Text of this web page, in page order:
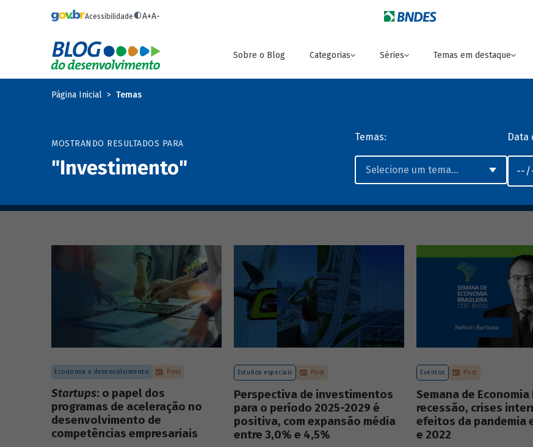
Acessibilidade A+A-
Sobre o Blog Categorias Séries Temas em destaque
Página Inicial Temas
MOSTRANDO RESULTADOS PARA
"Investimento"
Temas: Data
Economia e desenvolvimento Post
Startups: o papel dos
programas de aceleração no
desenvolvimento de
competências empresariais
Estudos especiais Post
Perspectiva de investimentos
para o período 2025-2029 é
positiva, com expansão média
entre 3,0% e 4,5%
Eventos Post
Semana de
recessão, crises
efeitos da pandemia
e 2022